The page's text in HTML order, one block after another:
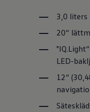
3,0 liters
20“
LED-
12“